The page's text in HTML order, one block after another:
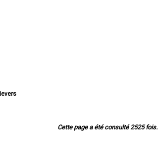
sur-Loire
Cette page a été consulté 2525 fois.